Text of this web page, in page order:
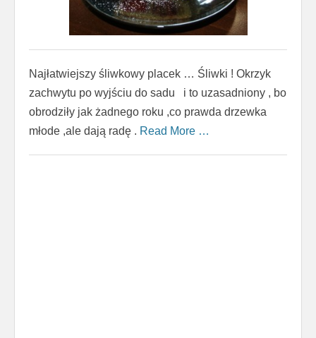
Najłatwiejszy śliwkowy placek … Śliwki ! Okrzyk
zachwytu po wyjściu do sadu i to uzasadniony , bo
obrodziły jak żadnego roku ,co prawda drzewka
młode ,ale dają radę . Read More …